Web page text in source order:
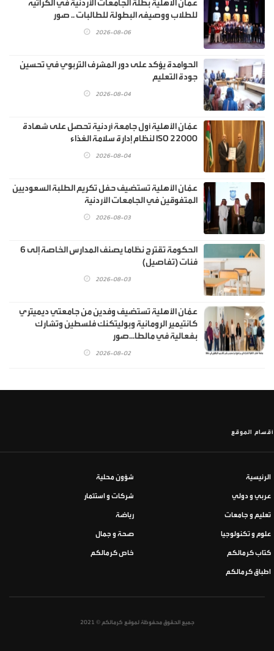
عمان الاهلية بطلة الجامعات الأردنية في الكراتيه
للطلاب ووصيفه البطولة للطالبات .. صور
2026-08-06
الحوامدة يؤكد على دور المشرف التربوي في تحسين
جودة التعليم
2026-08-04
عمّان الأهلية أول جامعة أردنية تحصل على شهادة
ISO 22000 لنظام إدارة سلامة الغذاء
2026-08-04
عمّان الأهلية تستضيف حفل تكريم الطلبة السعوديين
المتفوقين في الجامعات الأردنية
2026-08-03
الحكومة تقترح نظاما يصنف المدارس الخاصة إلى 6
فئات (تفاصيل)
2026-08-03
عمّان الأهلية تستضيف وفدين من جامعتي ديميتري
كانتيمير الرومانية وبوليتكنك فلسطين وتشارك
بفعالية في مالطا...صور
2026-08-02
أقسام الموقع
الرئيسية شؤون محلية
عربي و دولي شركات و استثمار
تعليم و جامعات رياضة
علوم و تكنولوجيا صحة و جمال
كتاب كرمالكم خاص كرمالكم
اطباق كرمالكم
جميع الحقوق محفوظة لموقع كرمالكم © 2021